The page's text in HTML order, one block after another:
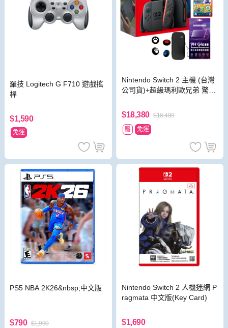
羅技 Logitech G F710 遊戲搖
桿
$1,590
免運
Nintendo Switch 2 主機 (台灣
公司貨)+超級瑪利歐兄弟 驚奇
制器
$18,380 $18,489
贈
免運
PS5 NBA 2K26&nbsp;中文版
$790 $1,990
Nintendo Switch 2 人機迷網 P
ragmata 中文版(Key Card)
$1,690